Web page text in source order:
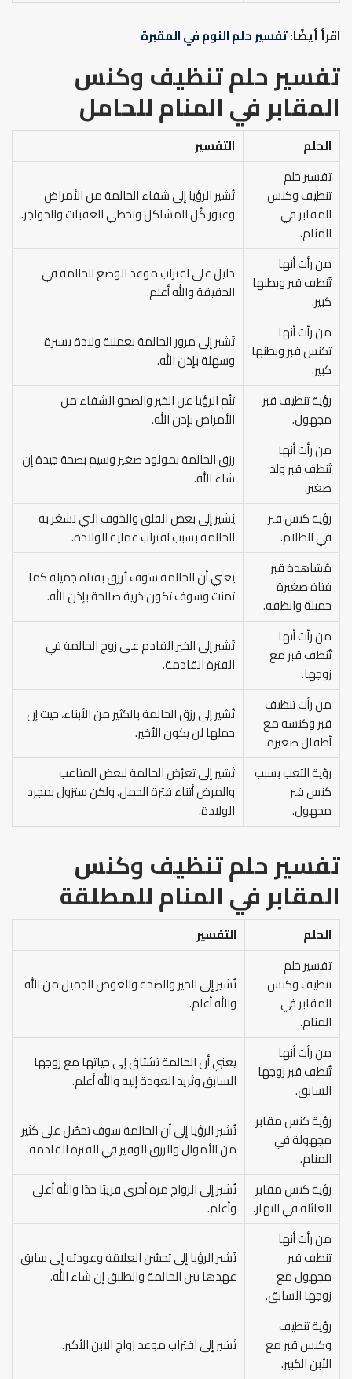
اقرأ أيضًا:تفسير حلم النوم في المقبرة
تفسير حلم تنظيف وكنس
المقابر في المنامللحامل
الحلم
التفسير
تفسير حلم
تنظيف وكنس
المقابر في
المنام.
تُشير الرؤيا إلى شفاء الحالمة من الأمراض
وعبور كُل المشاكل وتخطي العقبات والحواجز.
من رأت أنها
تُنظف قبر وبطنها
كبير.
دليل على اقتراب موعد الوضع للحالمة في
الحقيقة والله أعلم.
من رأت أنها
تكنس قبر وبطنها
كبير.
تُشير إلى مرور الحالمة بعملية ولادة يسيرة
وسهلة بإذن الله.
رؤية تنظيف قبر
مجهول.
تنُم الرؤيا عن الخير والصحو الشفاء من
الأمراض بإذن الله.
من رأت أنها
تُنظف قبر ولد
صغير.
رزق الحالمة بمولود صغير وسيم بصحة جيدة إن
شاء الله.
رؤية كنس قبر
في الظلام.
يُشير إلى بعض القلق والخوف التي تشعُر به
الحالمة بسبب اقتراب عملية الولادة.
مُشاهدة قبر
فتاة صغيرة
جميلة وانظفه.
يعني أن الحالمة سوف تُرزق بفتاة جميلة كما
تمنت وسوف تكون ذرية صالحة بإذن الله.
من رأت أنها
تُنظف قبر مع
زوجها.
تُشير إلى الخير القادم على زوج الحالمة في
الفترة القادمة.
من رأت تنظيف
قبر وكنسه مع
أطفال صغيرة.
تُشير إلى رزق الحالمة بالكثير من الأبناء، حيث إن
حملها لن يكون الأخير.
رؤية التعب بسبب
كنس قبر
مجهول.
تُشير إلى تعرُض الحالمة لبعض المتاعب
والمرض أثناء فترة الحمل، ولكن ستزول بمجرد
الولادة.
تفسير حلم تنظيف وكنس
المقابر في المنامللمطلقة
الحلم
التفسير
تفسير حلم
تنظيف وكنس
المقابر في
المنام.
تُشير إلى الخير والصحة والعوض الجميل من الله
والله أعلم.
من رأت أنها
تُنظف قبر زوجها
السابق.
يعني أن الحالمة تشتاق إلى حياتها مع زوجها
السابق وتُريد العودة إليه والله أعلم.
رؤية كنس مقابر
مجهولة في
المنام.
تُشير الرؤيا إلى أن الحالمة سوف تحصُل على كثير
من الأموال والرزق الوفير في الفترة القادمة.
رؤية كنس مقابر
العائلة في النهار.
تُشير إلى الزواج مرة أخرى قريبًا جدًا والله أعلى
وأعلم.
من رأت أنها
تنظف قبر
مجهول مع
زوجها السابق.
تُشير الرؤيا إلى تحسُن العلاقة وعودته إلى سابق
عهدها بين الحالمة والطليق إن شاء الله.
رؤية تنظيف
وكنس قبر مع
الأبن الكبير.
تُشير إلى اقتراب موعد زواج الابن الأكبر.